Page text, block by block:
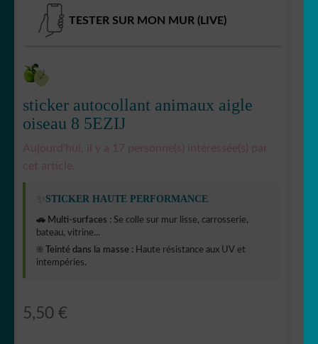
TESTER SUR MON MUR (LIVE)
sticker autocollant animaux aigle
oiseau 8 5EZIJ
Aujourd'hui, il y a 17 personne(s) intéressée(s) par
cet article.
STICKER HAUTE PERFORMANCE
🚗 Multi-surfaces : Se colle sur mur lisse, carrosserie,
bateau, vitrine...
☀️ Teinté dans la masse : Haute résistance aux UV et
intempéries.
5,50 €